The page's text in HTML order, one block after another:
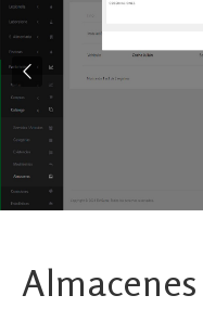
Almacenes